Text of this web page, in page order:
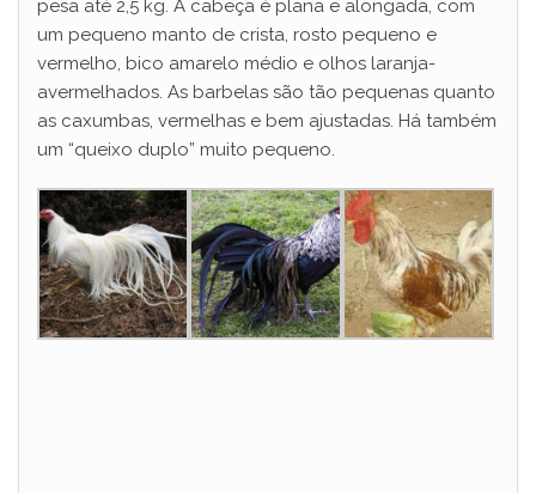
pesa até 2,5 kg. A cabeça é plana e alongada, com
um pequeno manto de crista, rosto pequeno e
vermelho, bico amarelo médio e olhos laranja-
avermelhados. As barbelas são tão pequenas quanto
as caxumbas, vermelhas e bem ajustadas. Há também
um “queixo duplo” muito pequeno.